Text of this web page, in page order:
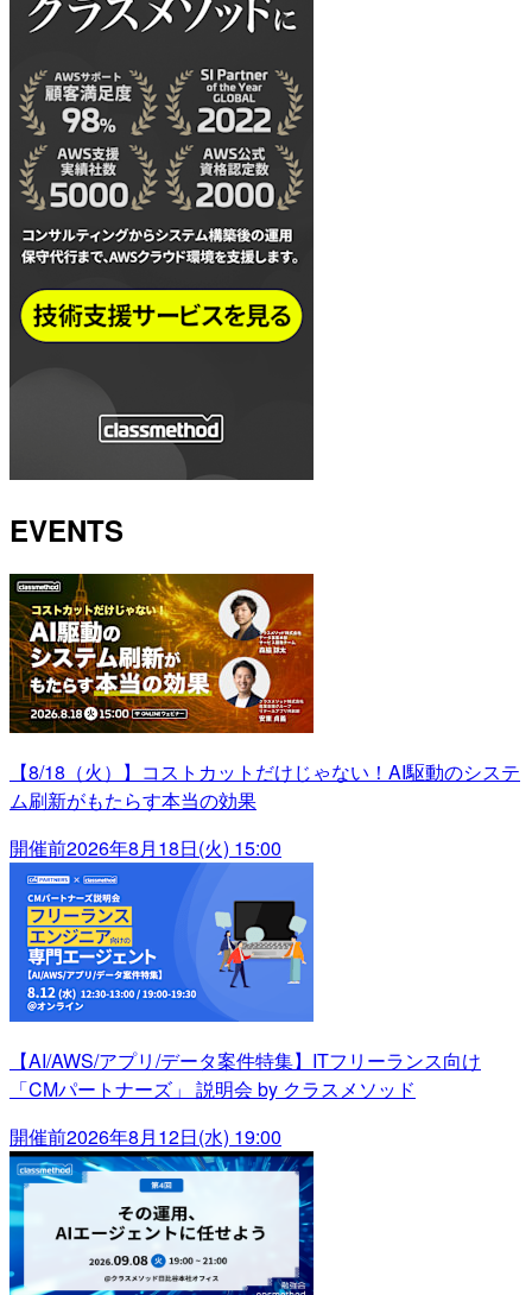
EVENTS
【8/18（火）】コストカットだけじゃない！AI駆動のシステ
ム刷新がもたらす本当の効果
開催前2026年8月18日(火) 15:00
【AI/AWS/アプリ/データ案件特集】ITフリーランス向け
「CMパートナーズ」 説明会 by クラスメソッド
開催前2026年8月12日(水) 19:00